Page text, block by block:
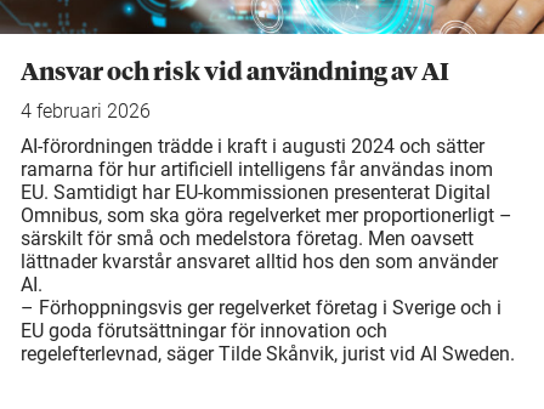
Ansvar och risk vid användning av AI
4 februari 2026
AI-förordningen trädde i kraft i augusti 2024 och sätter
ramarna för hur artificiell intelligens får användas inom
EU. Samtidigt har EU-kommissionen presenterat Digital
Omnibus, som ska göra regelverket mer proportionerligt –
särskilt för små och medelstora företag. Men oavsett
lättnader kvarstår ansvaret alltid hos den som använder
AI.
– Förhoppningsvis ger regelverket företag i Sverige och i
EU goda förutsättningar för innovation och
regelefterlevnad, säger Tilde Skånvik, jurist vid AI Sweden.